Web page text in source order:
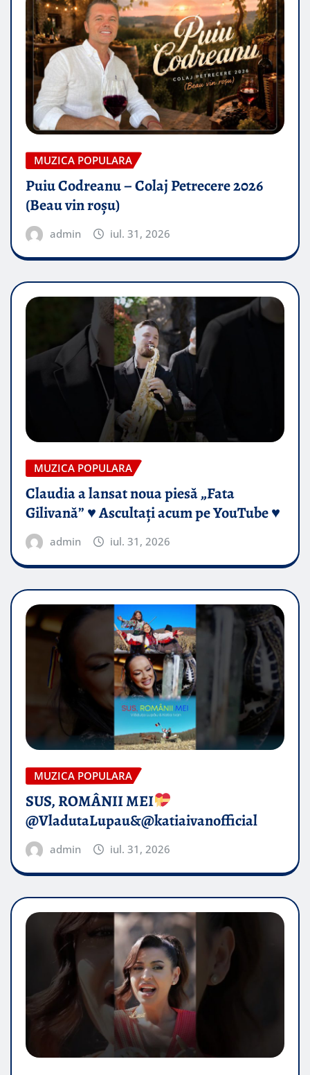
MUZICA POPULARA
Puiu Codreanu – Colaj Petrecere 2026
(Beau vin roșu)
admin iul. 31, 2026
MUZICA POPULARA
Claudia a lansat noua piesă „Fata
Gilivană” ♥️ Ascultați acum pe YouTube ♥️
admin iul. 31, 2026
MUZICA POPULARA
SUS, ROMÂNII MEI
@VladutaLupau&@katiaivanofficial
admin iul. 31, 2026